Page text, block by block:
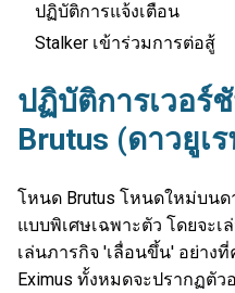
ปฏิบัติการแจ้งเตือน
Stalker เข้าร่วมการต่อสู้
ปฏิบัติการเวอร์
Brutus (ดาวยูเ
โหนด Brutus โหนดใหม่บน
แบบพิเศษเฉพาะตัว โดยจะ
เล่นภารกิจ 'เลื่อนขึ้น' อย่าง
Eximus ทั้งหมดจะปรากฏตัว